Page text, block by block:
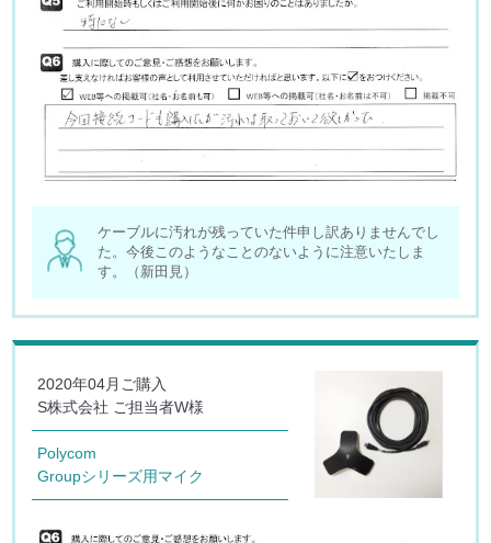
ケーブルに汚れが残っていた件申し訳ありませんでし
た。今後このようなことのないように注意いたしま
す。（新田見）
2020年04月ご購入
S株式会社 ご担当者W様
Polycom
Groupシリーズ用マイク